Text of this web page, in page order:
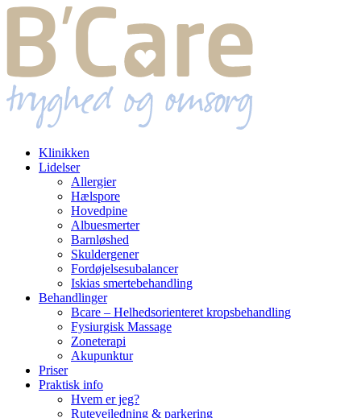
Klinikken
Lidelser
Allergier
Hælspore
Hovedpine
Albuesmerter
Barnløshed
Skuldergener
Fordøjelsesubalancer
Iskias smertebehandling
Behandlinger
Bcare – Helhedsorienteret kropsbehandling
Fysiurgisk Massage
Zoneterapi
Akupunktur
Priser
Praktisk info
Hvem er jeg?
Rutevejledning & parkering